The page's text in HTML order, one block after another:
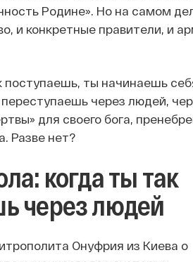
Родине». Но на самом
и конкретные правители, и
поступаешь, ты начинаешь
через людей,
для своего бога,
Разве нет?
когда ты так
через людей
Онуфрия из Киева о